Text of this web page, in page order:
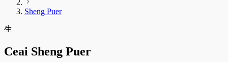
Sheng Puer
生
Ceai Sheng Puer